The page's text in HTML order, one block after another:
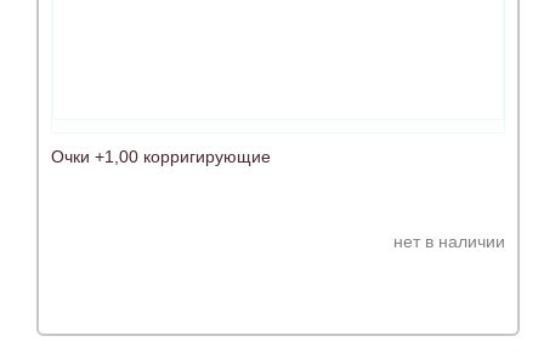
Очки +1,00 корригирующие
нет в наличии